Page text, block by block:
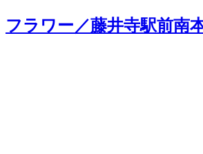
フラワー／藤井寺駅前南